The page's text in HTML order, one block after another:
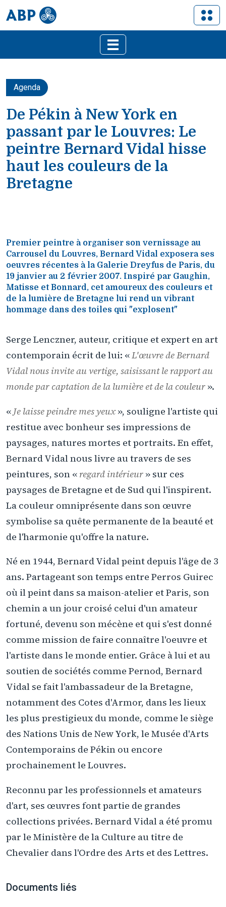
Agenda
De Pékin à New York en
passant par le Louvres: Le
peintre Bernard Vidal hisse
haut les couleurs de la
Bretagne
Premier peintre à organiser son vernissage au
Carrousel du Louvres, Bernard Vidal exposera ses
oeuvres récentes à la Galerie Dreyfus de Paris, du
19 janvier au 2 février 2007. Inspiré par Gaughin,
Matisse et Bonnard, cet amoureux des couleurs et
de la lumière de Bretagne lui rend un vibrant
hommage dans des toiles qui "explosent"
Serge Lenczner, auteur, critique et expert en art
contemporain écrit de lui: «L'œuvre de Bernard
Vidal nous invite au vertige, saisissant le rapport au
monde par captation de la lumière et de la couleur ».
« Je laisse peindre mes yeux», souligne l'artiste qui
restitue avec bonheur ses impressions de
paysages, natures mortes et portraits. En effet,
Bernard Vidal nous livre au travers de ses
peintures, son « regard intérieur » sur ces
paysages de Bretagne et de Sud qui l'inspirent.
La couleur omniprésente dans son œuvre
symbolise sa quête permanente de la beauté et
de l'harmonie qu'offre la nature.
Né en 1944, Bernard Vidal peint depuis l'âge de 3
ans. Partageant son temps entre Perros Guirec
où il peint dans sa maison-atelier et Paris, son
chemin a un jour croisé celui d'un amateur
fortuné, devenu son mécène et qui s'est donné
comme mission de faire connaître l'oeuvre et
l'artiste dans le monde entier. Grâce à lui et au
soutien de sociétés comme Pernod, Bernard
Vidal se fait l'ambassadeur de la Bretagne,
notamment des Cotes d'Armor, dans les lieux
les plus prestigieux du monde, comme le siège
des Nations Unis de New York, le Musée d'Arts
Contemporains de Pékin ou encore
prochainement le Louvres.
Reconnu par les professionnels et amateurs
d'art, ses œuvres font partie de grandes
collections privées. Bernard Vidal a été promu
par le Ministère de la Culture au titre de
Chevalier dans l'Ordre des Arts et des Lettres.
Documents liés